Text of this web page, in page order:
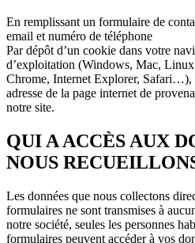
En remplissant un formulaire de
email et numéro de téléphone
Par dépôt d’un cookie dans votre
d’exploitation (Windows, Mac,
Chrome, Internet Explorer, Safari…),
adresse de la page internet de
notre site.
QUI A ACCÈS AUX
NOUS
Les données que nous collectons
formulaires ne sont transmises à
notre société, seules les personnes
formulaires peuvent accéder à vos